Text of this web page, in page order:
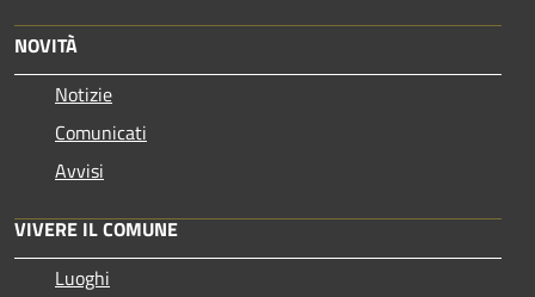
NOVITÀ
Notizie
Comunicati
Avvisi
VIVERE IL COMUNE
Luoghi